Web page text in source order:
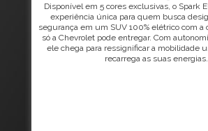
Disponível em 5 cores exclusivas, o Spark
experiência única para quem busca
segurança em um SUV 100% elétrico com a
só a Chevrolet pode entregar. Com
ele chega para ressignificar a mobilidade
recarrega as suas energias.